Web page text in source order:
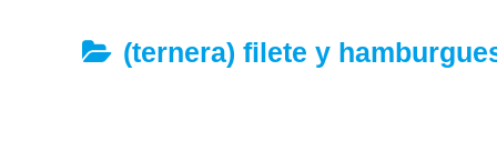
(ternera) filete y